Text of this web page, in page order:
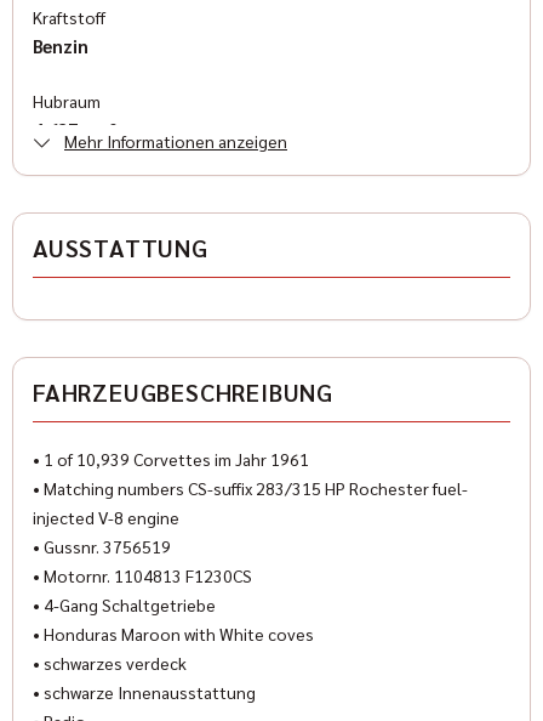
Kraftstoff
Benzin
Hubraum
4.637 cm³
Heckantrieb
Karosserieform
Cabrio
HISTORIE
Kilometerstand
Erstzulassung
1961-07
Zustand
Mehr Informationen anzeigen
AUSSTATTUNG
FAHRZEUGBESCHREIBUNG
• 1 of 10,939 Corvettes im Jahr 1961
• Matching numbers CS-suffix 283/315 HP Rochester fuel-
injected V-8 engine
• Gussnr. 3756519
• Motornr. 1104813 F1230CS
• 4-Gang Schaltgetriebe
• Honduras Maroon with White coves
• schwarzes verdeck
• schwarze Innenausstattung